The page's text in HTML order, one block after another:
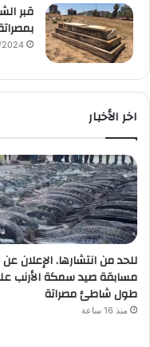
قبر
2024
اخر الأخبار
للحد من انتشارها. الإعلان عن
مسابقة صيد سمكة الأرنب
طول شاطئ مصراتة
منذ 16 ساعة